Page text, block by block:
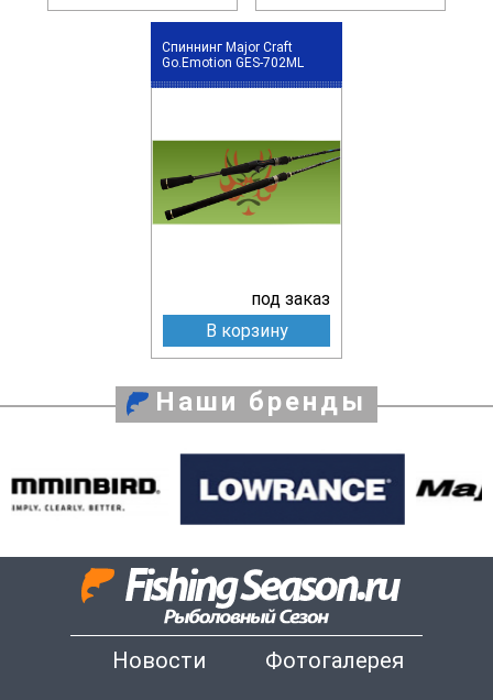
Спиннинг Major Craft
Go.Emotion GES-702ML
под заказ
В корзину
Наши бренды
Новости
Фотогалерея